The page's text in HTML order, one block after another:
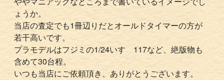
ょうか。
当店の査定でも1冊辺りだとオールドタイマーの方が
若干高いです。
プラモデルはフジミの1/24いすゞ117など、絶版物も
含めて30台程。
いつも当店にご依頼頂き、ありがとうございます。